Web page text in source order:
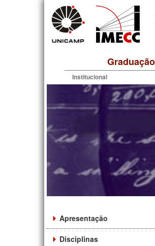
Graduação
Institucional
Apresentação
Disciplinas